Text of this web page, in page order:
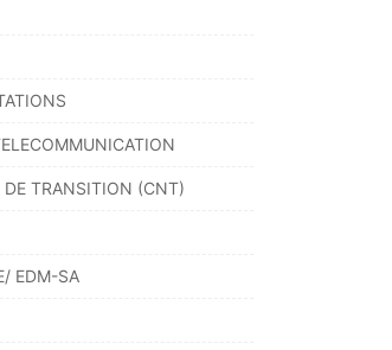
TRANSITION (CNT)
EDM-SA